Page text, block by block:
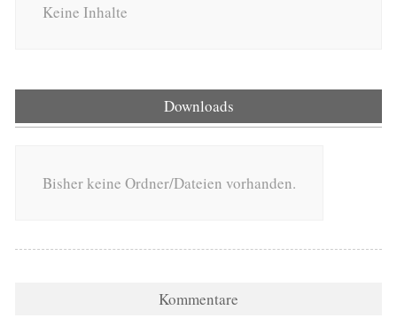
Keine Inhalte
Downloads
Bisher keine Ordner/Dateien vorhanden.
Kommentare